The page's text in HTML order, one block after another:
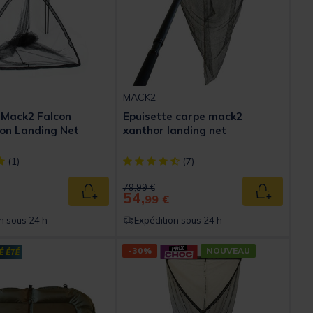
Falcon
Landing Net
out of 5 Customer Rating
(1)
from
Ajouter au panier
sous 24 h
MACK2
Epuisette carpe mack2
xanthor landing net
[object Object] out of 5 Customer Rating
(7)
Price reduced from
79,99 €to
54,99 € Ajouter
Expédition sous 24 h
-30% NOUVEAU